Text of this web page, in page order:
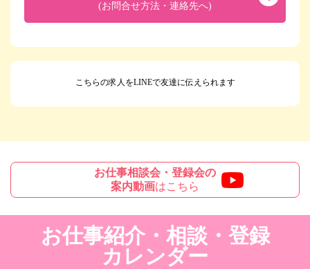
(お問合せ方法・連絡先へ)
こちらの求人をLINEで友達に伝えられます
お仕事相談会・登録会の
案内動画はこちら
お仕事紹介・相談・登録
カレンダー